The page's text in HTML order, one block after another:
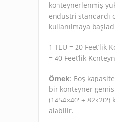
konteynerlenmiş
endüstri standardı
kullanılmaya
1 TEU = 20 Feet’lik
= 40 Feet’lik
Örnek: Boş
bir konteyner gemisi
(1454×40′ +
alabilir.